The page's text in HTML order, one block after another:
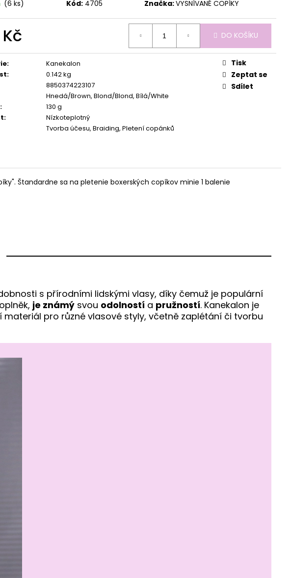
(6 ks) Kód: 4705 Značka:VYSNÍVANÉ COPÍKY
DO KOŠÍKU
:
Kanekalon
:
0.142 kg
8850374223107
Hnedá/Brown, Blond/Blond, Bílá/White
:
130 g
:
Nízkoteplotný
Tvorba účesu, Braiding, Pletení copánků
Tisk
Zeptat se
Sdílet
Štandardne sa na pletenie boxerských copíkov minie 1 balenie
s přírodními lidskými vlasy, díky čemuž je populární
je známý svou odolností a pružností. Kanekalon je
materiál pro různé vlasové styly, včetně zaplétání či tvorbu